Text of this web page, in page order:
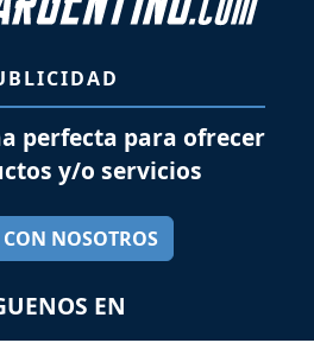
perfecta para ofrecer
y/o servicios
CON NOSOTROS
EN